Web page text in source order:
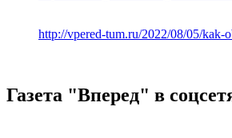
http://vpered-tum.ru/2022/08/05/kak-
Газета "Вперед" в